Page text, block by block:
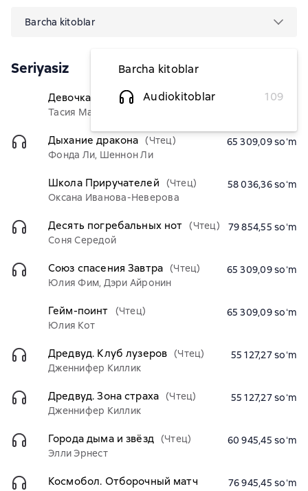
Barcha kitoblar
Barcha kitoblar
Audiokitoblar
109
Seriyasiz
Девочка, которая полюбила (Чтец)
Тасия Маслова, Мария Гербер
55 127,27 soʻm
Дыхание дракона (Чтец)
Фонда Ли, Шеннон Ли
65 309,09 soʻm
Школа Приручателей
(Чтец)
Оксана Иванова-Неверова
58 036,36 soʻm
Десять погребальных нот (Чтец)
Соня Середой
79 854,55 soʻm
Союз спасения Завтра (Чтец)
Юлия Фим, Дэри Айронин
65 309,09 soʻm
Гейм-поинт
(Чтец)
Юлия Кот
65 309,09 soʻm
Дредвуд. Клуб лузеров (Чтец)
Дженнифер Киллик
55 127,27 soʻm
Дредвуд. Зона страха (Чтец)
Дженнифер Киллик
55 127,27 soʻm
Города дыма и звёзд (Чтец)
Элли Эрнест
60 945,45 soʻm
Космобол. Отборочный матч 76 945,45 soʻm